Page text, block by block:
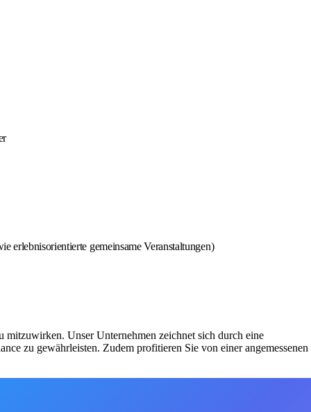
erlebnisorientierte gemeinsame Veranstaltungen)
Unser Unternehmen zeichnet sich durch eine
zu gewährleisten. Zudem profitieren Sie von einer angemessenen